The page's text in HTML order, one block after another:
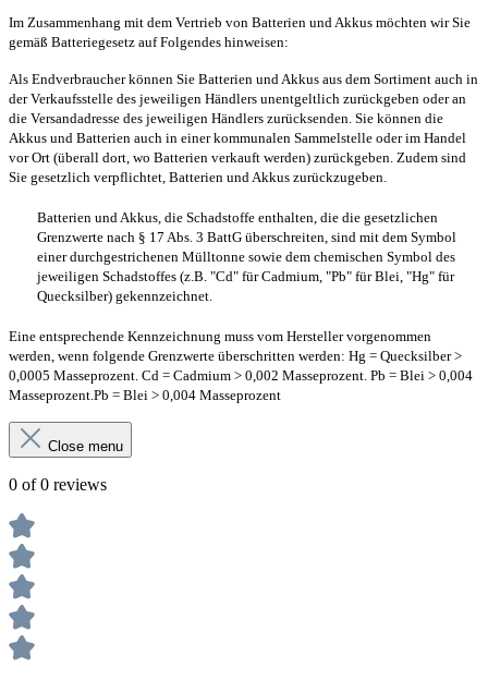
Im Zusammenhang mit dem Vertrieb von Batterien und Akkus möchten wir Sie
gemäß Batteriegesetz auf Folgendes hinweisen:
Als Endverbraucher können Sie Batterien und Akkus aus dem Sortiment auch in
der Verkaufsstelle des jeweiligen Händlers unentgeltlich zurückgeben oder an
die Versandadresse des jeweiligen Händlers zurücksenden. Sie können die
Akkus und Batterien auch in einer kommunalen Sammelstelle oder im Handel
vor Ort (überall dort, wo Batterien verkauft werden) zurückgeben. Zudem sind
Sie gesetzlich verpflichtet, Batterien und Akkus zurückzugeben.
Batterien und Akkus, die Schadstoffe enthalten, die die gesetzlichen
Grenzwerte nach § 17 Abs. 3 BattG überschreiten, sind mit dem Symbol
einer durchgestrichenen Mülltonne sowie dem chemischen Symbol des
jeweiligen Schadstoffes (z.B. "Cd" für Cadmium, "Pb" für Blei, "Hg" für
Quecksilber) gekennzeichnet.
Eine entsprechende Kennzeichnung muss vom Hersteller vorgenommen
werden, wenn folgende Grenzwerte überschritten werden: Hg = Quecksilber >
0,0005 Masseprozent. Cd = Cadmium > 0,002 Masseprozent. Pb = Blei > 0,004
Masseprozent.Pb = Blei > 0,004 Masseprozent
Close menu
0 of 0 reviews